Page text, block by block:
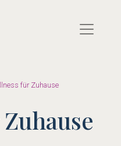
für Zuhause